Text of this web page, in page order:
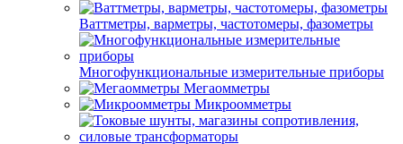
Ваттметры, варметры, частотомеры, фазометры
Многофункциональные измерительные приборы
Мегаомметры
Микроомметры